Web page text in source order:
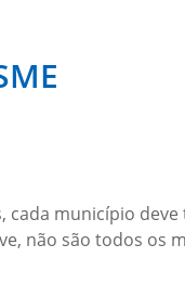
cada município
não são todos